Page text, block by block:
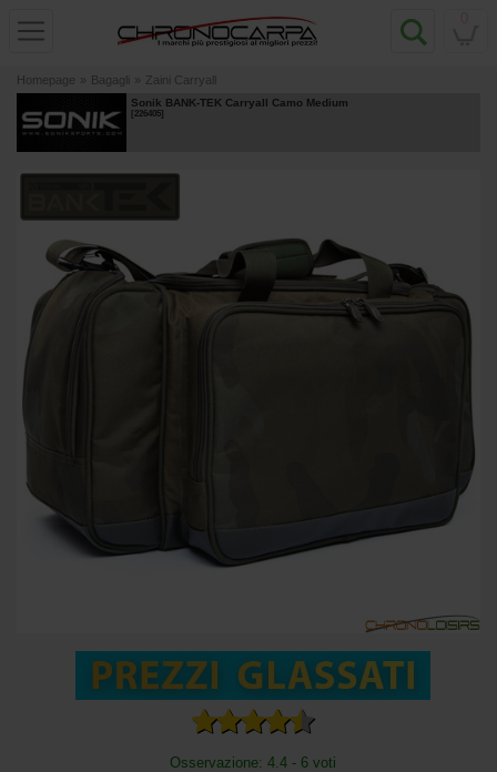
Homepage » Bagagli » Zaini Carryall
Sonik BANK-TEK Carryall Camo Medium
[226405]
Osservazione: 4.4 - 6 voti